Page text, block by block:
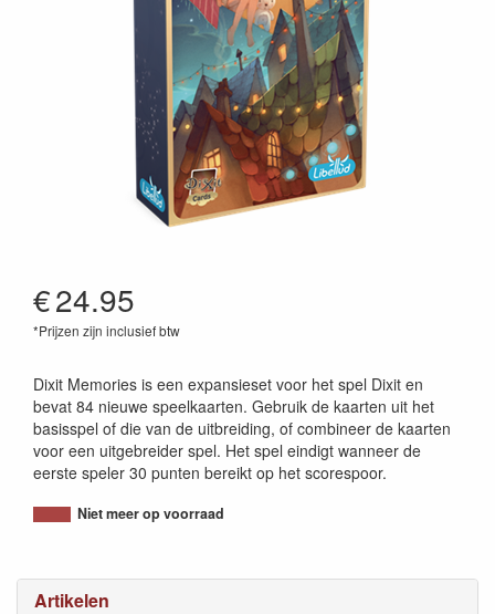
Artikelen
€24.95
*Prijzen zijn inclusief btw
Dixit Memories is een expansieset voor het spel Dixit en
bevat 84 nieuwe speelkaarten. Gebruik de kaarten uit het
basisspel of die van de uitbreiding, of combineer de kaarten
voor een uitgebreider spel. Het spel eindigt wanneer de
eerste speler 30 punten bereikt op het scorespoor.
Niet meer op voorraad